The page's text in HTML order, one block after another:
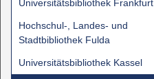
Universitätsbibliothek Frankfurt
Hochschul-, Landes- und
Stadtbibliothek Fulda
Universitätsbibliothek Kassel